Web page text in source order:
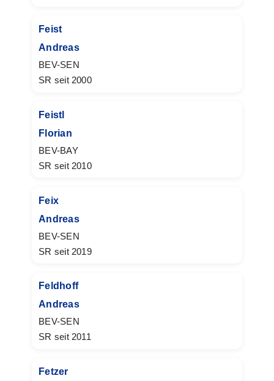
Feist
Andreas
BEV-SEN
SR seit 2000
Feistl
Florian
BEV-BAY
SR seit 2010
Feix
Andreas
BEV-SEN
SR seit 2019
Feldhoff
Andreas
BEV-SEN
SR seit 2011
Fetzer